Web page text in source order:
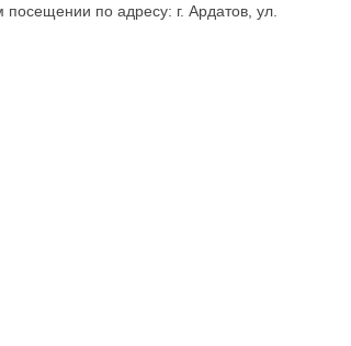
по адресу: г. Ардатов, ул.